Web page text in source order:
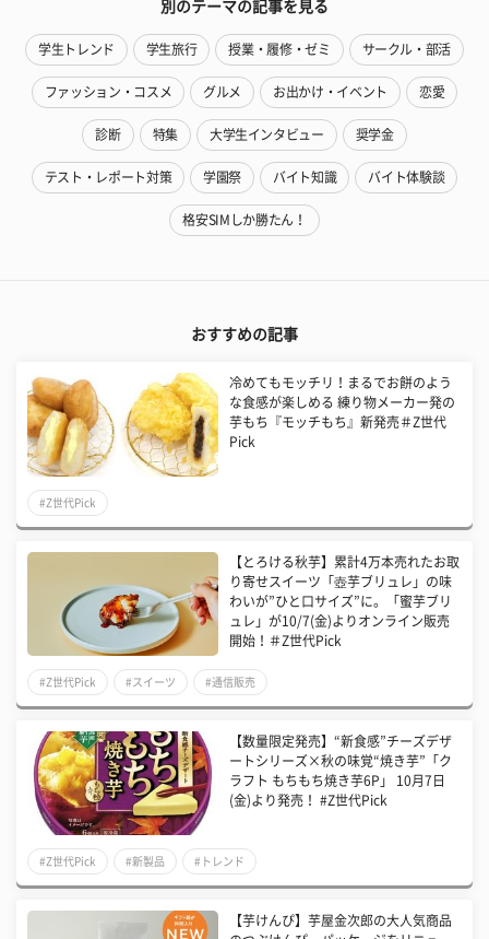
別のテーマの記事を見る
学生トレンド 学生旅行 授業・履修・ゼミ サークル・部活
ファッション・コスメ グルメ お出かけ・イベント 恋愛
診断 特集 大学生インタビュー 奨学金
テスト・レポート対策 学園祭 バイト知識 バイト体験談
格安SIMしか勝たん！
おすすめの記事
冷めてもモッチリ！まるでお餅のよう
な食感が楽しめる 練り物メーカー発の
芋もち『モッチもち』新発売＃Z世代
Pick
#Z世代Pick
【とろける秋芋】累計4万本売れたお取
り寄せスイーツ「壺芋ブリュレ」の味
わいが”ひと口サイズ”に。「蜜芋ブリ
ュレ」が10/7(金)よりオンライン販売
開始！＃Z世代Pick
#Z世代Pick #スイーツ #通信販売
【数量限定発売】“新食感”チーズデザ
ートシリーズ×秋の味覚“焼き芋”「ク
ラフト もちもち焼き芋6P」 10月7日
(金)より発売！ #Z世代Pick
#Z世代Pick #新製品 #トレンド
【芋けんぴ】芋屋金次郎の大人気商品